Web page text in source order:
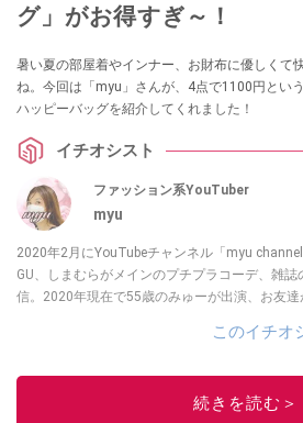
グ」がお得すぎ～！
暑い夏の部屋着やインナー、お財布に優しくて
ね。今回は「myu」さんが、4点で1100円という
ハッピーバッグを紹介してくれました！
イチオシスト
ファッション系YouTuber
myu
2020年2月にYouTubeチャンネル「myu
GU、しまむらがメインのプチプラコーデ、雑
信。2020年現在で55歳のみゅーが出演、お友達
このイチオ
続きを読む＞